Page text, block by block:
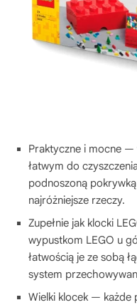
Praktyczne i mocne —
łatwym do
podnoszoną
najróżniejsze rzeczy.
Zupełnie jak klocki
wypustkom LEGO u
łatwością je ze sobą
system
Wielki klocek — każde